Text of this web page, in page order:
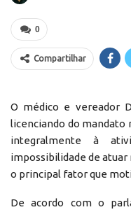
0
Compartilhar
O médico e vereador
licenciando do mandato
integralmente à
impossibilidade de
o principal fator que
De acordo com o